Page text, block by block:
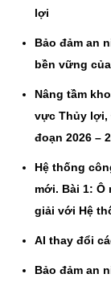
lợi
Bảo đảm an
bền vững
Nâng tầm
vực Thủy lợi,
đoạn 2026 –
Hệ thống
mới. Bài 1: Ô
giải với Hệ
AI thay đổi
Bảo đảm an